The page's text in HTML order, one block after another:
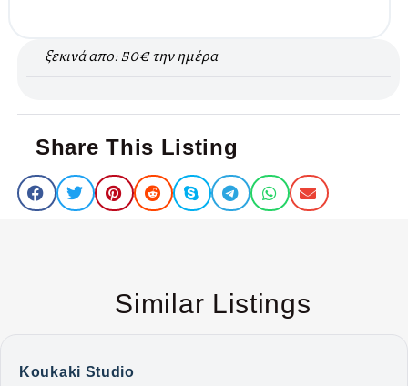
ξεκινά απο: 50€ την ημέρα
Share This Listing
Similar Listings
Koukaki Studio